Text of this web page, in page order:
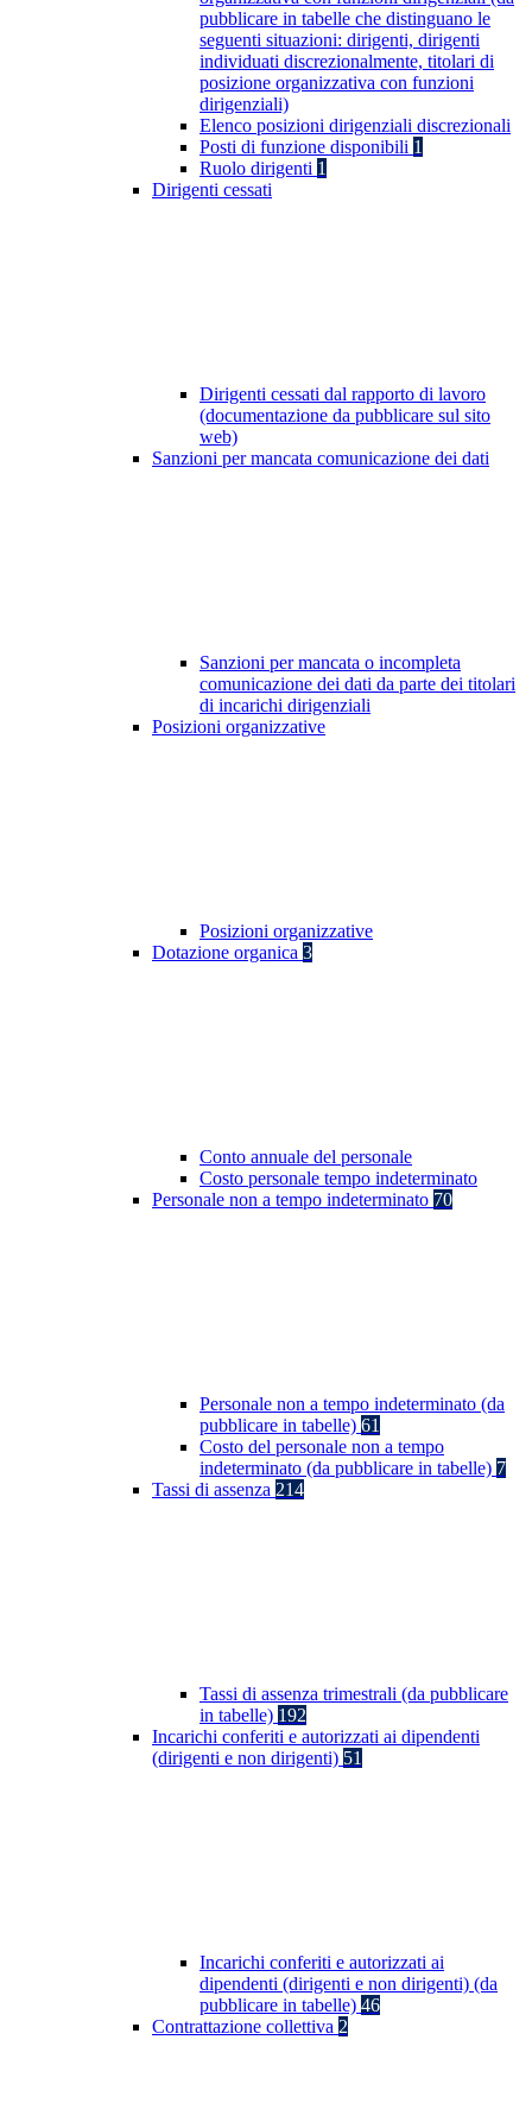
pubblicare in tabelle che distinguano le
seguenti situazioni: dirigenti, dirigenti
individuati discrezionalmente, titolari di
posizione organizzativa con funzioni
dirigenziali)
Elenco posizioni dirigenziali discrezionali
Posti di funzione disponibili 1
Ruolo dirigenti 1
Dirigenti cessati
Dirigenti cessati dal rapporto di lavoro
(documentazione da pubblicare sul sito
web)
Sanzioni per mancata comunicazione dei dati
Sanzioni per mancata o incompleta
comunicazione dei dati da parte dei titolari
di incarichi dirigenziali
Posizioni organizzative
Posizioni organizzative
Dotazione organica 3
Conto annuale del personale
Costo personale tempo indeterminato
Personale non a tempo indeterminato 70
Personale non a tempo indeterminato (da
pubblicare in tabelle) 61
Costo del personale non a tempo
indeterminato (da pubblicare in tabelle) 7
Tassi di assenza 214
Tassi di assenza trimestrali (da pubblicare
in tabelle) 192
Incarichi conferiti e autorizzati ai dipendenti
(dirigenti e non dirigenti) 51
Incarichi conferiti e autorizzati ai
dipendenti (dirigenti e non dirigenti) (da
pubblicare in tabelle) 46
Contrattazione collettiva 2